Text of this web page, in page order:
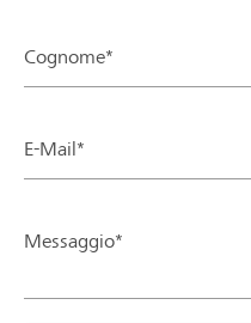
Cognome*
E-Mail*
Messaggio*